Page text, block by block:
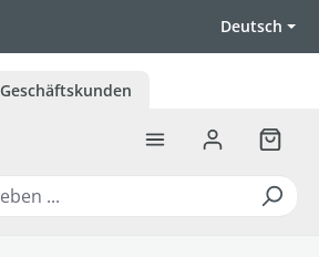
Deutsch
Geschäftskunden